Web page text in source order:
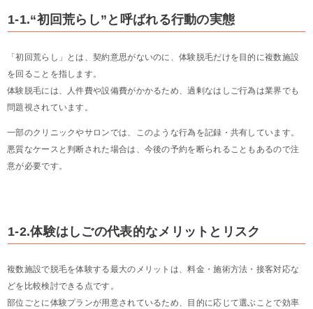
1-1.“初回荒らし”と呼ばれる行動の実態
「初回荒らし」とは、契約意思がないのに、体験脱毛だけを目的に複数施設
を回ることを指します。
体験脱毛には、人件費や設備費がかかるため、過剰なはしご行為は業界でも
問題視されています。
一部のクリニックやサロンでは、このような行為を記録・共有しています。
悪質なケースと判断された場合は、今後の予約を断られることもあるので注
意が必要です。
1-2.体験はしごの代表的なメリットとリスク
複数施設で脱毛を体験する最大のメリットは、料金・施術方法・接客対応な
どを比較検討できる点です。
部位ごとに体験プランが用意されているため、目的に応じて選ぶことで効率